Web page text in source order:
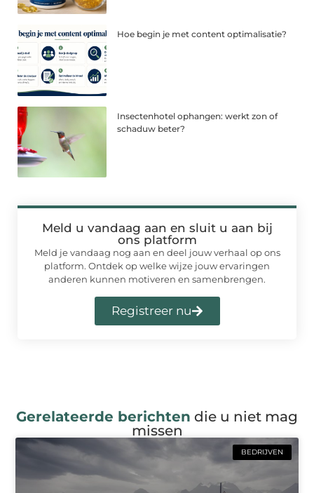
Hoe begin je met content optimalisatie?
Insectenhotel ophangen: werkt zon of
schaduw beter?
Meld u vandaag aan en sluit u aan bij
ons platform
Meld je vandaag nog aan en deel jouw verhaal op ons
platform. Ontdek op welke wijze jouw ervaringen
anderen kunnen motiveren en samenbrengen.
Registreer nu
Gerelateerde berichten die u niet mag
missen
BEDRIJVEN